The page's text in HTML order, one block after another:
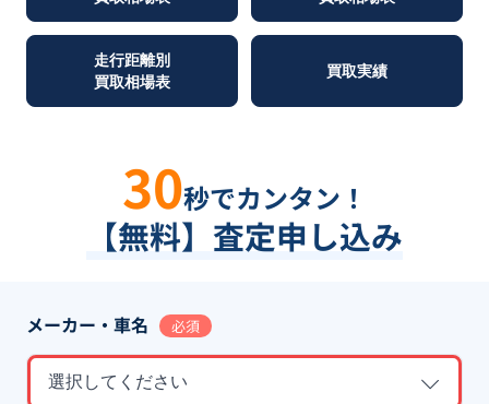
走行距離別
買取相場表
買取実績
30秒でカンタン！
【無料】査定申し込み
メーカー・車名 必須
選択してください